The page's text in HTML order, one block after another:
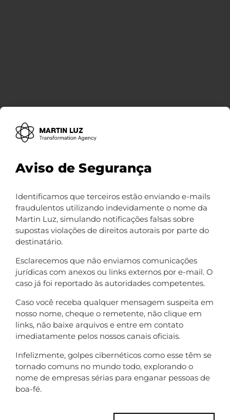
Aviso de Segurança
Identificamos que terceiros estão enviando e-mails
fraudulentos utilizando indevidamente o nome da
Martin Luz, simulando notificações falsas sobre
supostas violações de direitos autorais por parte do
destinatário.
Esclarecemos que não enviamos comunicações
jurídicas com anexos ou links externos por e-mail. O
caso já foi reportado às autoridades competentes.
Caso você receba qualquer mensagem suspeita em
nosso nome, cheque o remetente, não clique em
links, não baixe arquivos e entre em contato
imediatamente pelos nossos canais oficiais.
Infelizmente, golpes cibernéticos como esse têm se
tornado comuns no mundo todo, explorando o
nome de empresas sérias para enganar pessoas de
boa-fé.